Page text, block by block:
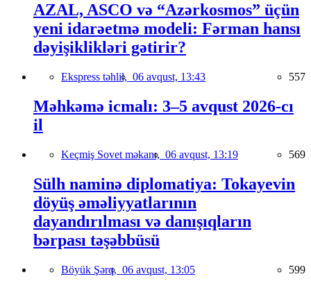
AZAL, ASCO və “Azərkosmos” üçün
yeni idarəetmə modeli: Fərman hansı
dəyişiklikləri gətirir?
Ekspress təhlil, 06 avqust, 13:43 557
Məhkəmə icmalı: 3–5 avqust 2026-cı
il
Keçmiş Sovet məkanı, 06 avqust, 13:19 569
Sülh naminə diplomatiya: Tokayevin
döyüş əməliyyatlarının
dayandırılması və danışıqların
bərpası təşəbbüsü
Böyük Şərq, 06 avqust, 13:05 599